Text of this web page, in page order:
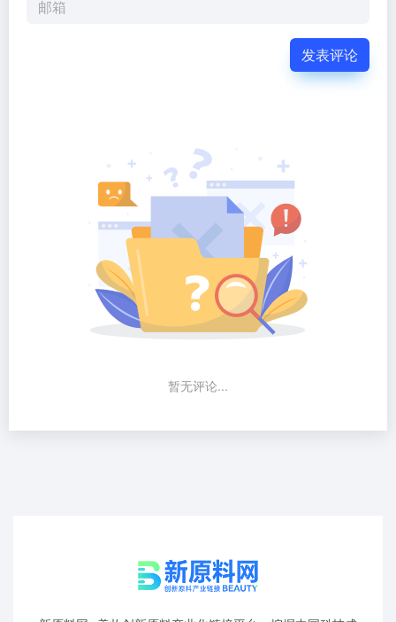
发表评论
暂无评论...